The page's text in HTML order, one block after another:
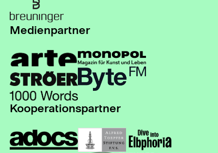
Medienpartner
Kooperationspartner